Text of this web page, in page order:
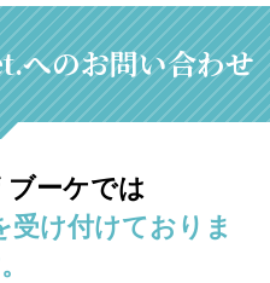
のお問い合わせ
ブーケでは
受け付けておりま